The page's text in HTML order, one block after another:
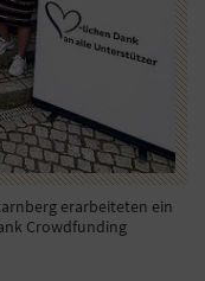
erarbeiteten ein
Crowdfunding